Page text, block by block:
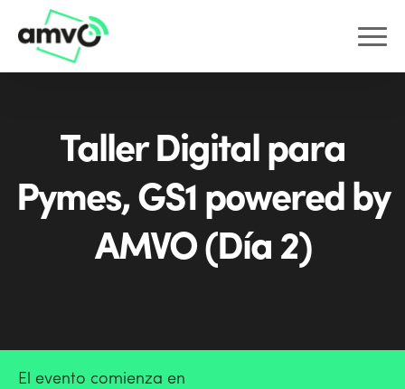
Taller Digital para
Pymes, GS1 powered by
AMVO (Día 2)
El evento comienza en